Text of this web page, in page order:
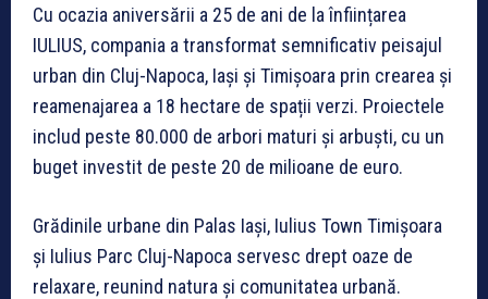
Cu ocazia aniversării a 25 de ani de la înființarea
IULIUS, compania a transformat semnificativ peisajul
urban din Cluj-Napoca, Iași și Timișoara prin crearea și
reamenajarea a 18 hectare de spații verzi. Proiectele
includ peste 80.000 de arbori maturi și arbuști, cu un
buget investit de peste 20 de milioane de euro.
Grădinile urbane din Palas Iași, Iulius Town Timișoara
și Iulius Parc Cluj-Napoca servesc drept oaze de
relaxare, reunind natura și comunitatea urbană.